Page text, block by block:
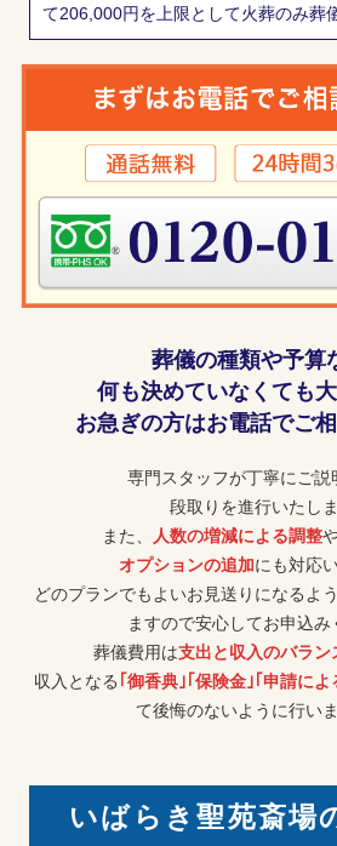
て206,000円を上限として火葬のみ葬
葬儀の種類や予算
何も決めていなくても大
お急ぎの方はお電話でご相
専門スタッフが丁寧にご説
段取りを進行いたしま
また、
人数の増減による調整
オプションの追加にも対応
どのプランでもよいお見送りになるよ
ますので安心してお申込み
葬儀費用は支出と収入のバラン
収入となる ｢御香典｣｢保険金｣｢申請によ
て後悔のないように行いま
いばらき聖苑斎場